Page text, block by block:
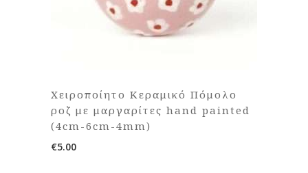
Χειροποίητο Κεραμικό Πόμολο
ροζ με μαργαρίτες hand painted
(4cm-6cm-4mm)
€5.00